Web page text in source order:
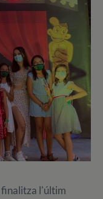
l'últim